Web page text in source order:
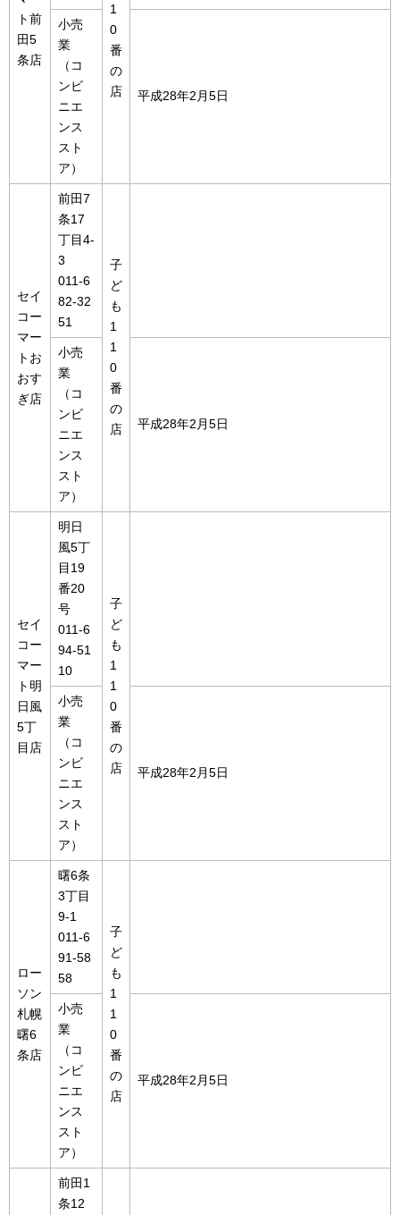
ト前
田5
条店
1
0
番
の
店
小売
業
（コ
ンビ
ニエ
ンス
スト
ア）
平成28年2月5日
セイ
コー
マー
トお
おす
ぎ店
前田7
条17
丁目4-
3
011-6
82-32
51
子
ど
も
1
1
0
番
の
店
小売
業
（コ
ンビ
ニエ
ンス
スト
ア）
平成28年2月5日
セイ
コー
マー
ト明
日風
5丁
目店
明日
風5丁
目19
番20
号
011-6
94-51
10
子
ど
も
1
1
0
番
の
店
小売
業
（コ
ンビ
ニエ
ンス
スト
ア）
平成28年2月5日
ロー
ソン
札幌
曙6
条店
曙6条
3丁目
9-1
011-6
91-58
58
子
ど
も
1
1
0
番
の
店
小売
業
（コ
ンビ
ニエ
ンス
スト
ア）
平成28年2月5日
前田1
条12